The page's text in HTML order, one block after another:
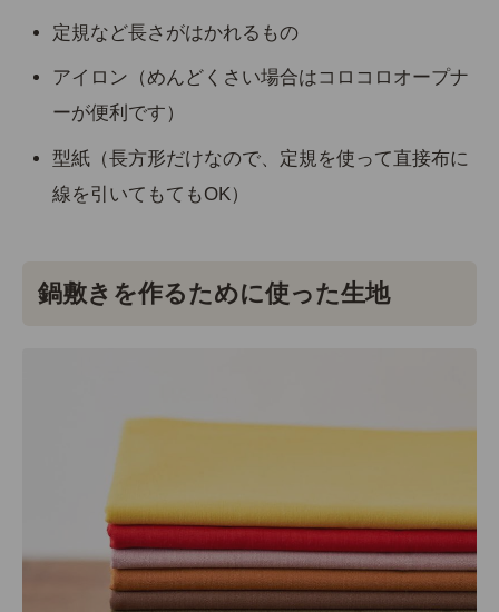
定規など長さがはかれるもの
アイロン（めんどくさい場合はコロコロオープナ
ーが便利です）
型紙（長方形だけなので、定規を使って直接布に
線を引いてもてもOK）
鍋敷きを作るために使った生地